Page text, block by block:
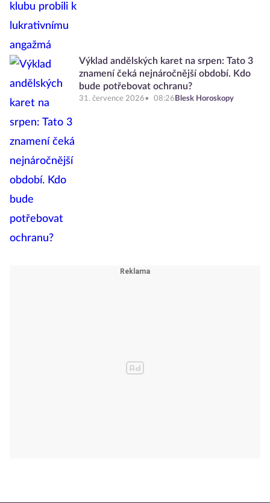
Výklad andělských karet na srpen: Tato 3
znamení čeká nejnáročnější období. Kdo
bude potřebovat ochranu?
31. července 2026 08:26 Blesk Horoskopy